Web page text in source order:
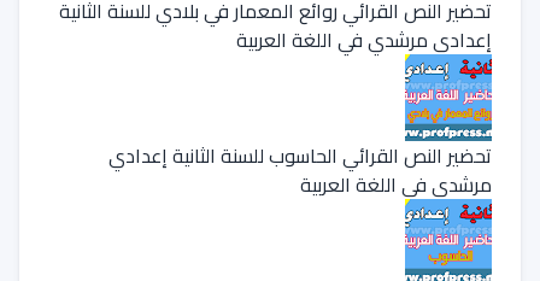
تحضير النص القرائي روائع المعمار في بلادي للسنة الثانية
إعدادي مرشدي في اللغة العربية
تحضير النص القرائي الحاسوب للسنة الثانية إعدادي
مرشدي في اللغة العربية